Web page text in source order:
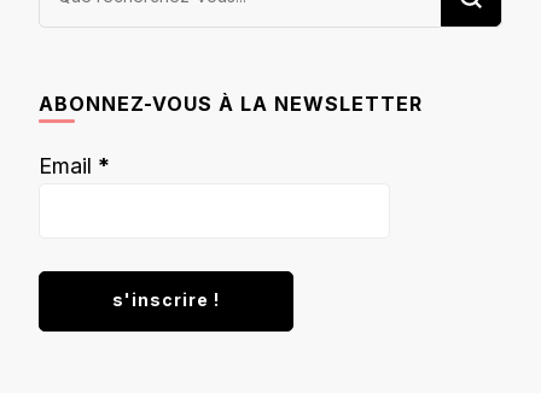
ABONNEZ-VOUS À LA NEWSLETTER
Email *